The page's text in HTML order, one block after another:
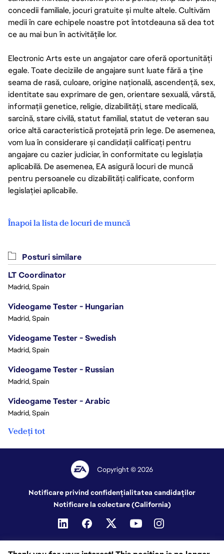
concedii familiale, jocuri gratuite și multe altele. Cultivăm
medii în care echipele noastre pot întotdeauna să dea tot
ce au mai bun în activitățile lor.
Electronic Arts este un angajator care oferă oportunități
egale. Toate deciziile de angajare sunt luate fără a ține
seama de rasă, culoare, origine națională, ascendență, sex,
identitate sau exprimare de gen, orientare sexuală, vârstă,
informații genetice, religie, dizabilități, stare medicală,
sarcină, stare civilă, statut familial, statut de veteran sau
orice altă caracteristică protejată prin lege. De asemenea,
vom lua în considerare și candidații calificați pentru
angajare cu cazier judiciar, în conformitate cu legislația
aplicabilă. De asemenea, EA asigură locuri de muncă
pentru persoanele cu dizabilități calificate, conform
legislației aplicabile.
Înapoi la lista de locuri de muncă
Posturi similare
LT Coordinator
Madrid, Spain
Videogame Tester - Hungarian
Madrid, Spain
Videogame Tester - Swedish
Madrid, Spain
Videogame Tester - Russian
Madrid, Spain
Videogame Tester - Arabic
Madrid, Spain
Vedeți tot
Copyright © 2026
Notificare privind confidențialitatea candidaților
Notificare la colectare (California)